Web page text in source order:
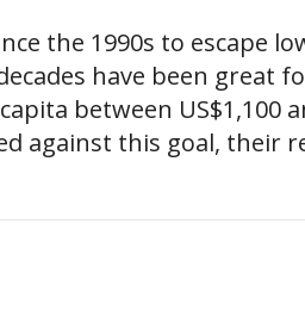
the 1990s to escape
have been great
between US$1,100
against this goal, their